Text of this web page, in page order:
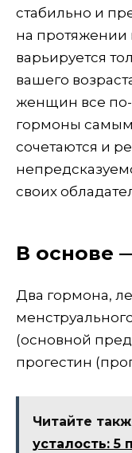
стабильно и
на протяжении
варьируется
вашего
женщин все
гормоны
сочетаются и
своих
В основе
Два гормона,
(основной
прогестин
Читайте
усталость: 5